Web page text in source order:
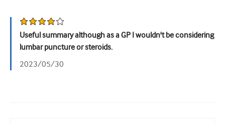
Useful summary although as a GP I wouldn't be considering
lumbar puncture or steroids.
2023/05/30